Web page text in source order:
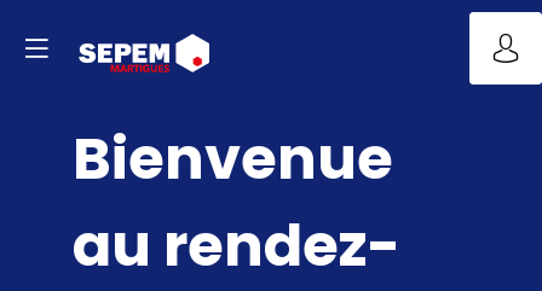
Bienvenue
au rendez-